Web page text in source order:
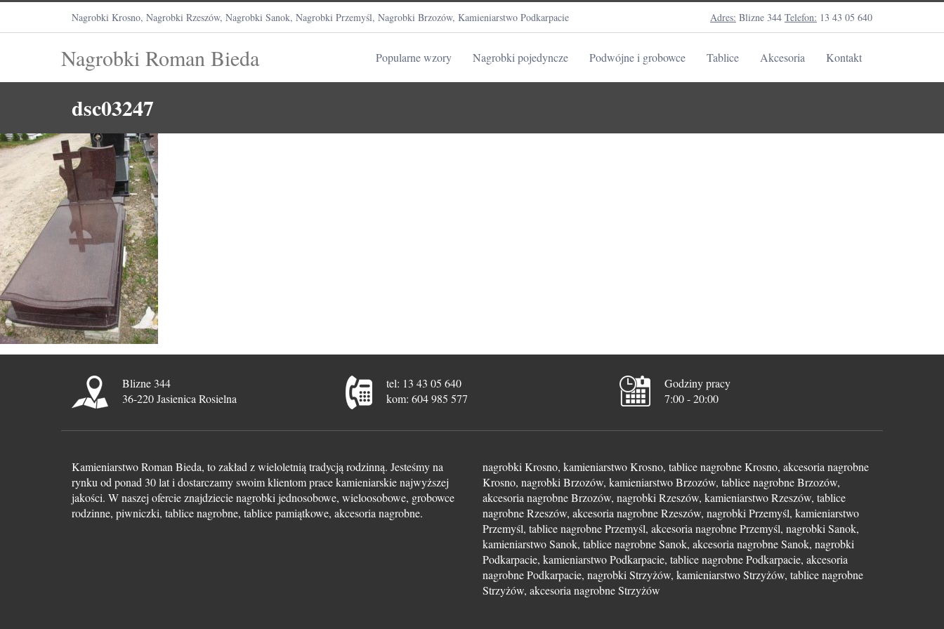
Nagrobki Krosno, Nagrobki Rzeszów, Nagrobki Sanok, Nagrobki Przemyśl, Nagrobki Brzozów, Kamieniarstwo Podkarpacie Adres: Blizne 344 Telefon: 13 43 05 640
Nagrobki Roman Bieda Popularne wzory Nagrobki pojedyncze Podwójne i grobowce Tablice Akcesoria Kontakt
dsc03247
Blizne 344
36-220 Jasienica Rosielna
tel: 13 43 05 640
kom: 604 985 577
Godziny pracy
7:00 - 20:00
Kamieniarstwo Roman Bieda, to zakład z wieloletnią tradycją rodzinną. Jesteśmy na
rynku od ponad 30 lat i dostarczamy swoim klientom prace kamieniarskie najwyższej
jakości. W naszej ofercie znajdziecie nagrobki jednosobowe, wieloosobowe, grobowce
rodzinne, piwniczki, tablice nagrobne, tablice pamiątkowe, akcesoria nagrobne.
nagrobki Krosno, kamieniarstwo Krosno, tablice nagrobne Krosno, akcesoria nagrobne
Krosno, nagrobki Brzozów, kamieniarstwo Brzozów, tablice nagrobne Brzozów,
akcesoria nagrobne Brzozów, nagrobki Rzeszów, kamieniarstwo Rzeszów, tablice
nagrobne Rzeszów, akcesoria nagrobne Rzeszów, nagrobki Przemyśl, kamieniarstwo
Przemyśl, tablice nagrobne Przemyśl, akcesoria nagrobne Przemyśl, nagrobki Sanok,
kamieniarstwo Sanok, tablice nagrobne Sanok, akcesoria nagrobne Sanok, nagrobki
Podkarpacie, kamieniarstwo Podkarpacie, tablice nagrobne Podkarpacie, akcesoria
nagrobne Podkarpacie, nagrobki Strzyżów, kamieniarstwo Strzyżów, tablice nagrobne
Strzyżów, akcesoria nagrobne Strzyżów